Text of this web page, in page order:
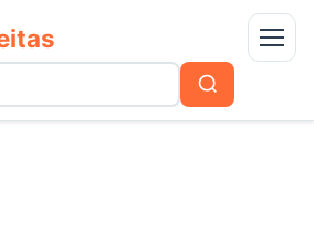
Menu
Buscar